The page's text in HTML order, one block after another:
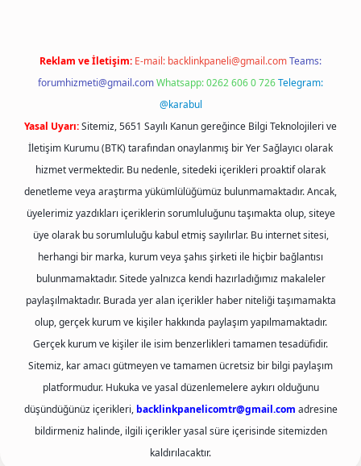
Reklam ve İletişim: E-mail: backlinkpaneli@gmail.comTeams:
forumhizmeti@gmail.comWhatsapp: 0262 606 0 726Telegram:
@karabul
Yasal Uyarı:Sitemiz, 5651 Sayılı Kanun gereğince Bilgi Teknolojileri ve
İletişim Kurumu (BTK) tarafından onaylanmış bir Yer Sağlayıcı olarak
hizmet vermektedir. Bu nedenle, sitedeki içerikleri proaktif olarak
denetleme veya araştırma yükümlülüğümüz bulunmamaktadır. Ancak,
üyelerimiz yazdıkları içeriklerin sorumluluğunu taşımakta olup, siteye
üye olarak bu sorumluluğu kabul etmiş sayılırlar. Bu internet sitesi,
herhangi bir marka, kurum veya şahıs şirketi ile hiçbir bağlantısı
bulunmamaktadır. Sitede yalnızca kendi hazırladığımız makaleler
paylaşılmaktadır. Burada yer alan içerikler haber niteliği taşımamakta
olup, gerçek kurum ve kişiler hakkında paylaşım yapılmamaktadır.
Gerçek kurum ve kişiler ile isim benzerlikleri tamamen tesadüfidir.
Sitemiz, kar amacı gütmeyen ve tamamen ücretsiz bir bilgi paylaşım
platformudur. Hukuka ve yasal düzenlemelere aykırı olduğunu
düşündüğünüz içerikleri, backlinkpanelicomtr@gmail.com adresine
bildirmeniz halinde, ilgili içerikler yasal süre içerisinde sitemizden
kaldırılacaktır.